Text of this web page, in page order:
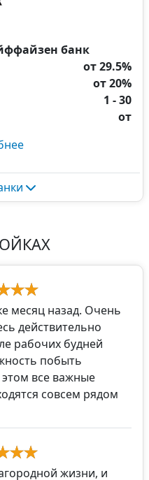
банк
от 29.5%
от 20%
1 - 30
от
месяц назад. Очень
действительно
рабочих будней
побыть
все важные
совсем рядом
жизни, и